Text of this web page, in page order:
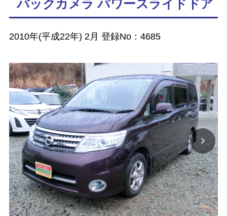
バックカメラ パワースライドドア
2010年(平成22年) 2月 登録No：4685